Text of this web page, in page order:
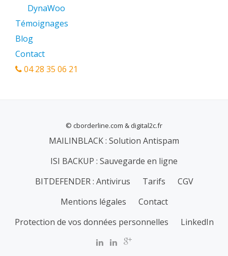
DynaWoo
Témoignages
Blog
Contact
04 28 35 06 21
© cborderline.com & digital2c.fr
MAILINBLACK : Solution Antispam
ISI BACKUP : Sauvegarde en ligne
BITDEFENDER : Antivirus
Tarifs
CGV
Mentions légales
Contact
Protection de vos données personnelles
LinkedIn